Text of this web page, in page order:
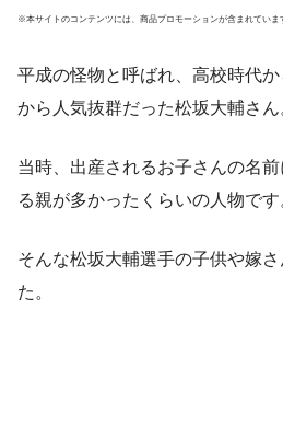
※本サイトのコンテンツには、商品プロモーションが含まれていま
平成の怪物と呼ばれ、高校時代
から人気抜群だった松坂大輔さん
当時、出産されるお子さんの名
る親が多かったくらいの人物です
そんな松坂大輔選手の子供や嫁
た。